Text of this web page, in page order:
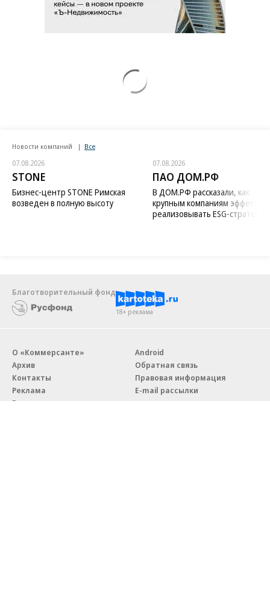
Новости компаний Все
07.08.2026
STONE
Бизнес-центр STONE Римская
возведен в полную высоту
07.08.2026
ПАО ДОМ.РФ
В ДОМ.РФ рассказали, как
крупным компаниям
реализовывать ESG-стратегию
Благотворительный фонд
18+ реклама
О «Коммерсанте»
Архив
Контакты
Реклама
Вакансии
Android
Обратная связь
Правовая информация
E-mail рассылки